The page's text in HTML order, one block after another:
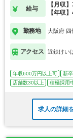
給与
【月収
【年収
勤務地 大阪府 四
アクセス 近鉄けい
年収600万円以上可 新
店舗数30以上
積極採用
求人の詳細